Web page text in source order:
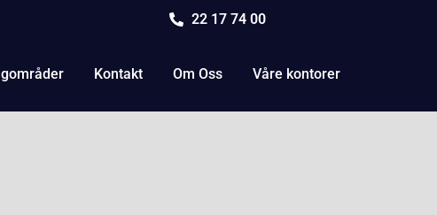
22 17 74 00
Kontakt Om Oss Våre kontorer